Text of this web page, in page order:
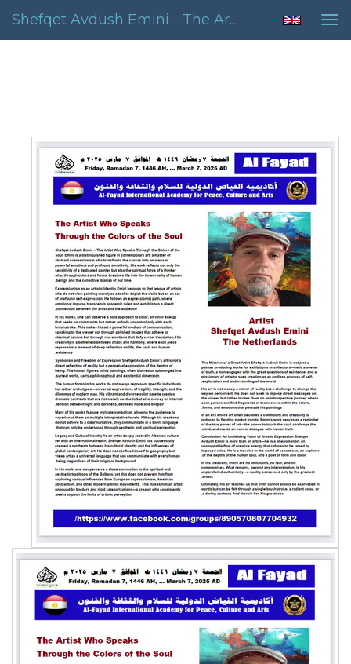
Shefqet Avdush Emini - The Artist Who Speaks Througt The Colours Of The Soul